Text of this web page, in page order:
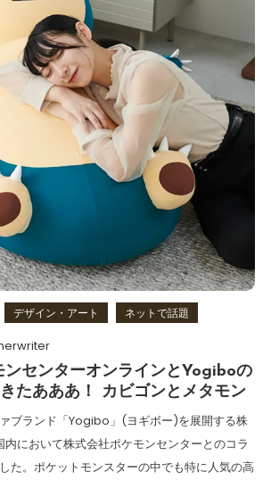
デザイン・アート ネットで話題
ンセンターオンラインとYogiboの
たあああ！ カビゴンとメタモン
ブランド「Yogibo」(ヨギボー)を展開する株
において株式会社ポケモンセンターとのコラ
た。ポケットモンスターの中でも特に人気の高